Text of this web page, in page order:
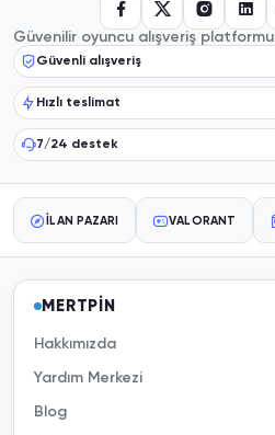
Güvenilir oyuncu alışveriş platformu
Güvenli alışveriş
Hızlı teslimat
7/24 destek
İLAN PAZARI VALORANT
MERTPİN
Hakkımızda
Yardım Merkezi
Blog